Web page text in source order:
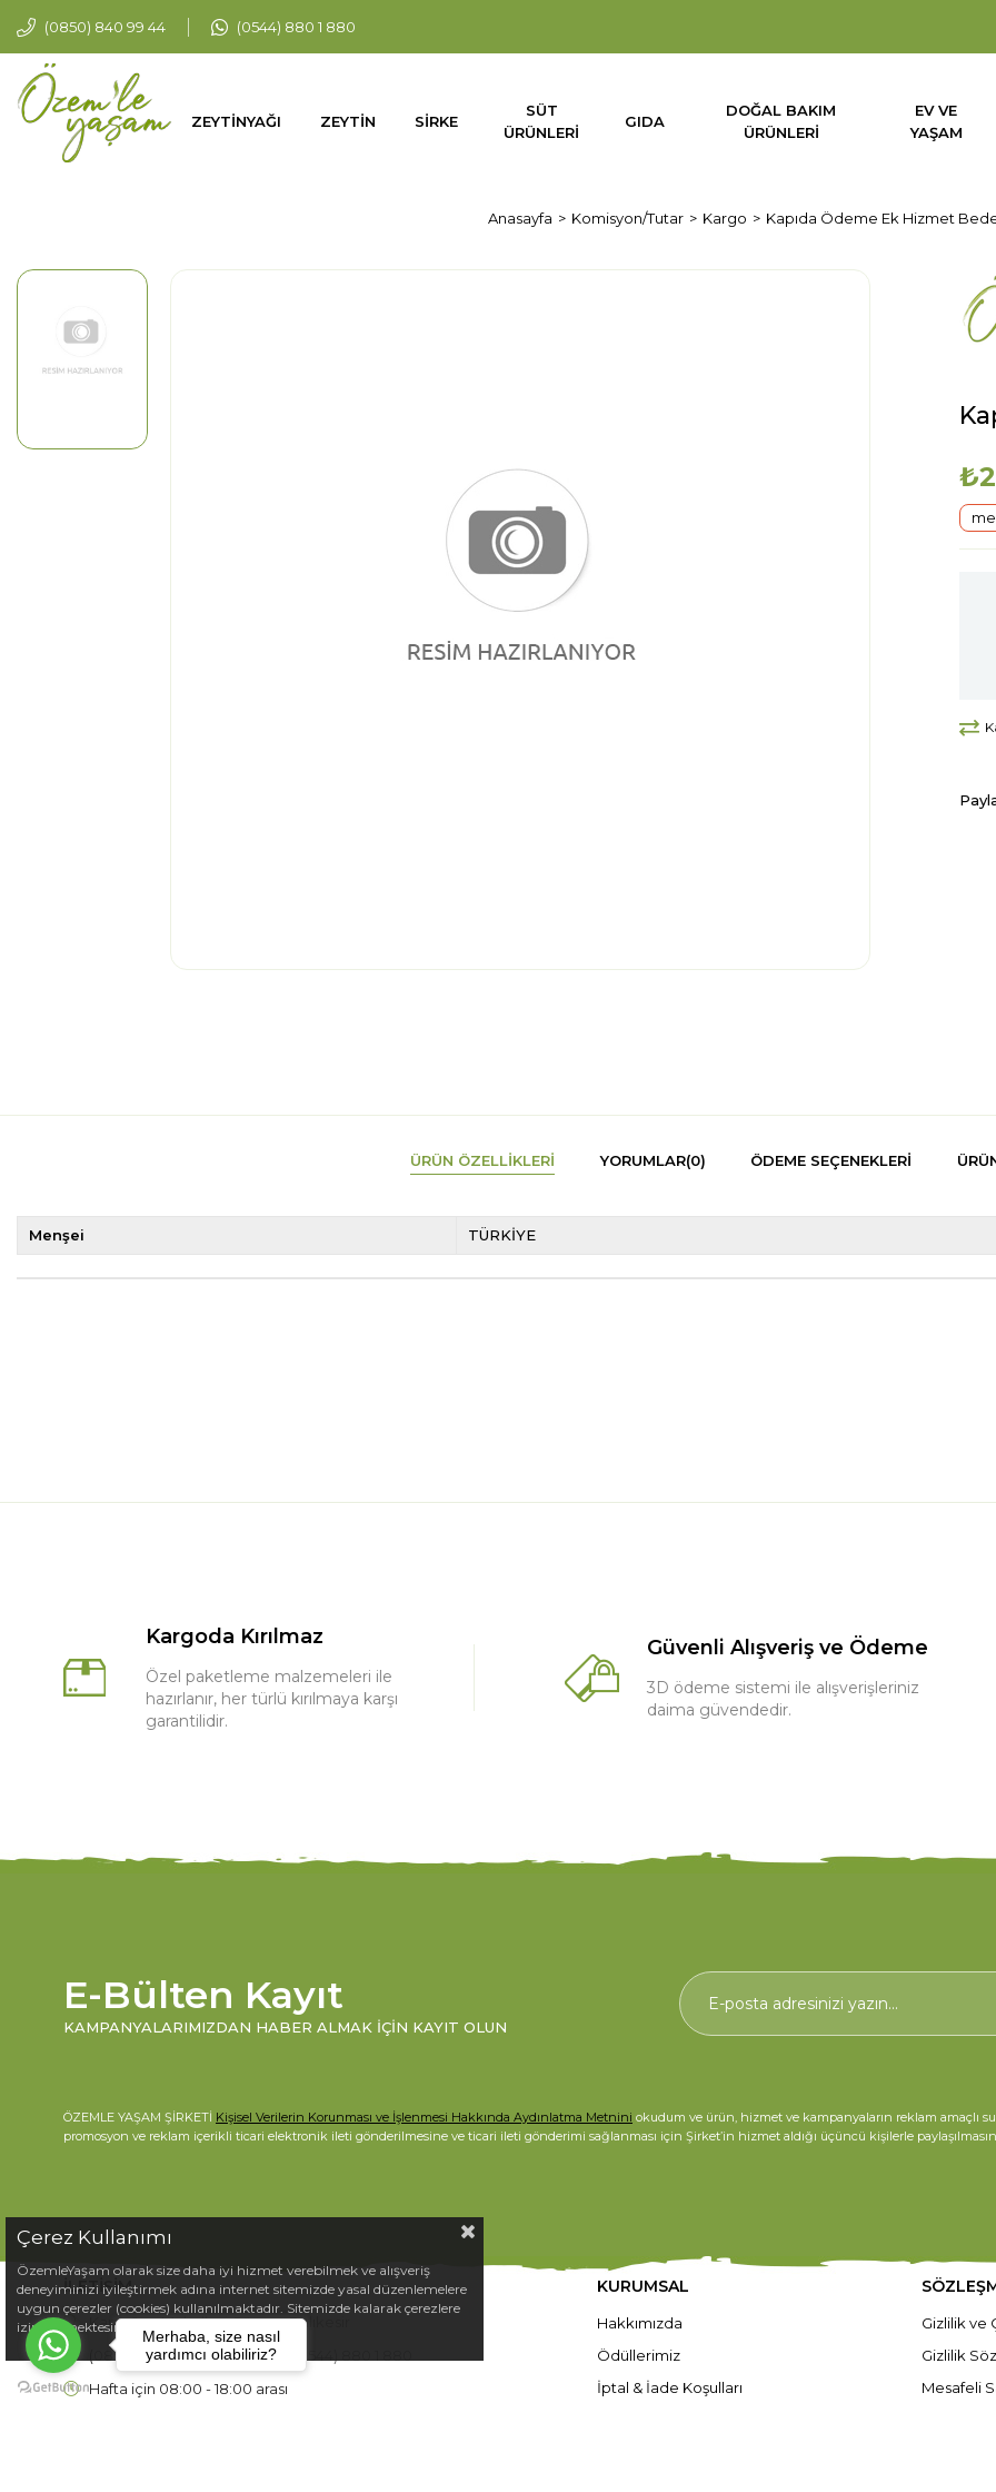
(0850) 840 99 44 (0544) 880 1 880
ZEYTİNYAĞI ZEYTİN SİRKE
SÜT
ÜRÜNLERİ
GIDA
DOĞAL BAKIM
ÜRÜNLERİ
EV VE
YAŞAM
Anasayfa Komisyon/Tutar Kargo Kapıda Ödeme Ek Hizmet
ÜRÜN ÖZELLIKLERI YORUMLAR(0) ÖDEME SEÇENEKLERI
Menşei TÜRKİYE
Kargoda Kırılmaz
Özel paketleme malzemeleri ile
hazırlanır, her türlü kırılmaya karşı
garantilidir.
Güvenli Alışveriş ve Ödeme
3D ödeme sistemi ile alışverişleriniz
daima güvendedir.
E-Bülten Kayıt
KAMPANYALARIMIZDAN HABER ALMAK İÇIN KAYIT OLUN
ÖZEMLE YAŞAM ŞİRKETİ Kişisel Verilerin Korunması ve İşlenmesi Hakkında Aydınlatma Metnini okudum ve ürün, hizmet ve kampanyaların reklam amaçlı
promosyon ve reklam içerikli ticari elektronik ileti gönderilmesine ve ticari ileti gönderimi sağlanması için Şirket’in hizmet aldığı üçüncü kişilerle
İLETİŞİM
Karaağaç Mahallesi Gömeç Balıkesir
0850) 840 99 44 -whatsapp: (0544) 880 1 880
Hafta için 08:00 - 18:00 arası
KURUMSAL
Hakkımızda
Ödüllerimiz
İptal & İade Koşulları
Gizlilik ve
Gizlilik
Mesafeli
Çerez Kullanımı
ÖzemleYaşam olarak size daha iyi hizmet verebilmek ve alışveriş
deneyiminizi iyileştirmek adına internet sitemizde yasal düzenlemelere
uygun çerezler (cookies) kullanılmaktadır. Sitemizde kalarak çerezlere
izin vermektesiniz.
Merhaba, size nasıl
yardımcı olabiliriz?